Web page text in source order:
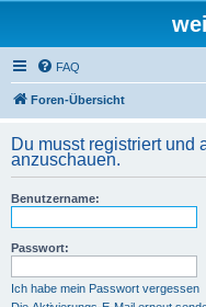
FAQ
Foren-Übersicht
Du musst registriert und
anzuschauen.
Benutzername:
Passwort:
Ich habe mein Passwort vergessen